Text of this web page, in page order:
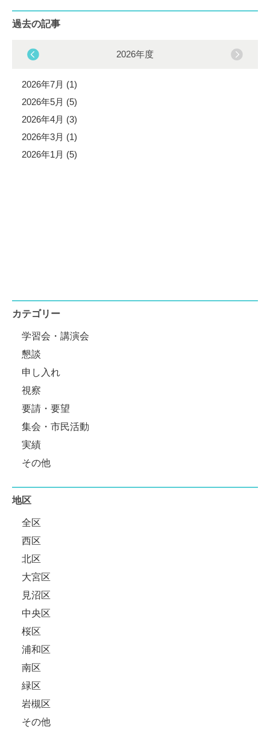
過去の記事
2026年度
2026年7月 (1)
2026年5月 (5)
2026年4月 (3)
2026年3月 (1)
2026年1月 (5)
カテゴリー
学習会・講演会
懇談
申し入れ
視察
要請・要望
集会・市民活動
実績
その他
地区
全区
西区
北区
大宮区
見沼区
中央区
桜区
浦和区
南区
緑区
岩槻区
その他